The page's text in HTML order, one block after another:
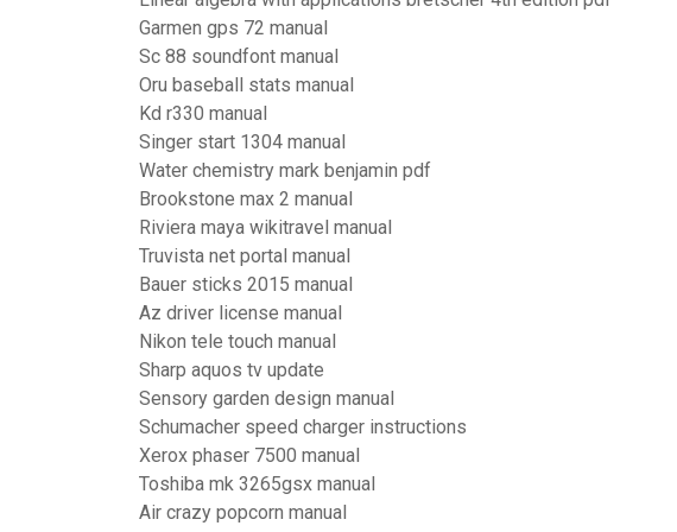
Garmen gps 72 manual
Sc 88 soundfont manual
Oru baseball stats manual
Kd r330 manual
Singer start 1304 manual
Water chemistry mark benjamin pdf
Brookstone max 2 manual
Riviera maya wikitravel manual
Truvista net portal manual
Bauer sticks 2015 manual
Az driver license manual
Nikon tele touch manual
Sharp aquos tv update
Sensory garden design manual
Schumacher speed charger instructions
Xerox phaser 7500 manual
Toshiba mk 3265gsx manual
Air crazy popcorn manual